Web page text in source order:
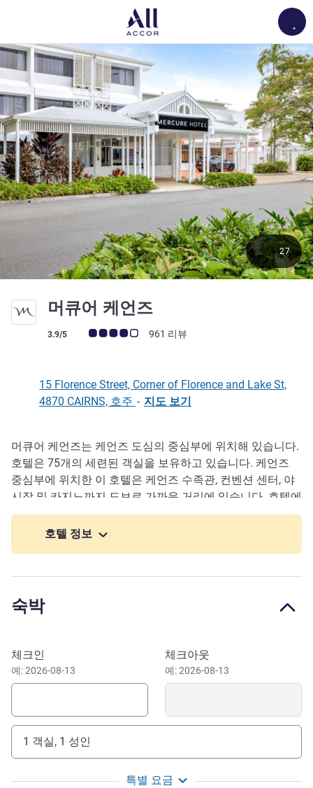
머큐어 케언즈
고객 평점 (ALL 평가)
3.9/5 961 리뷰
27
15 Florence Street, Corner of Florence and Lake St,
4870 CAIRNS, 호주 - 지도 보기
호텔설명
머큐어 케언즈는 케언즈 도심의 중심부에 위치해 있습니다.
호텔은 75개의 세련된 객실을 보유하고 있습니다. 케언즈
중심부에 위치한 이 호텔은 케언즈 수족관, 컨벤션 센터, 야
시장 및 카지노까지 도보로 가까운 거리에 있습니다. 호텔에
서 800미터 거리에 있는 출발 지점에서 그레이트 배리어 리
프 또는 데인트리 열대우림으로 여행을 떠나보세요.
호텔 정보
숙박
이 호텔 예약하기
체크인
예: 2026-08-13
체크아웃
예: 2026-08-13
1 객실, 1 성인
특별 요금